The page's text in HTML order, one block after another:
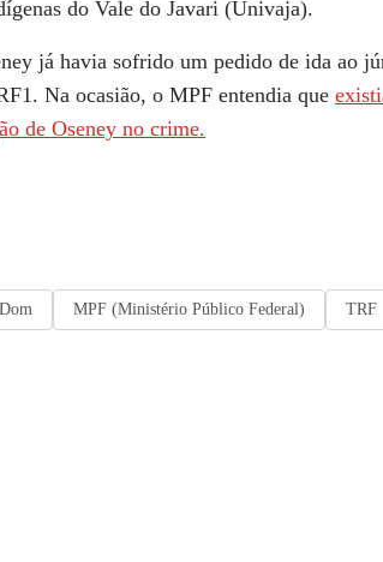
do Vale do Javari (Univaja).
já havia sofrido um pedido de ida ao
Na ocasião, o MPF entendia que
de Oseney no crime.
MPF (Ministério Público Federal) TRF